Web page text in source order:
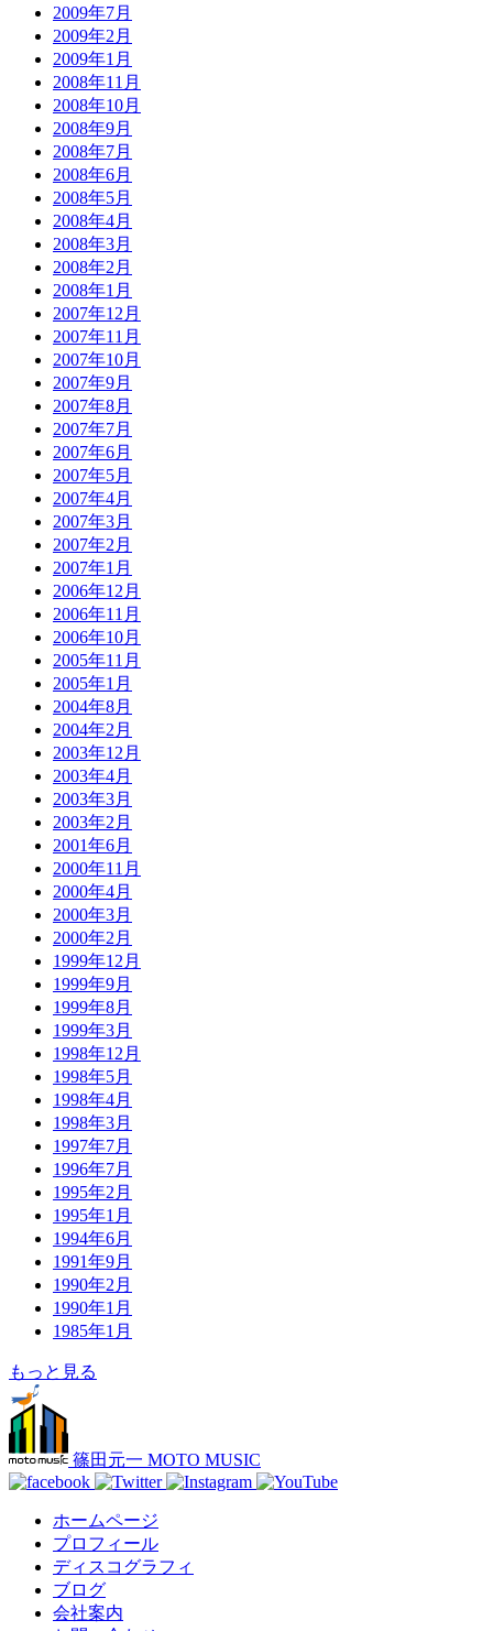
2009年7月
2009年2月
2009年1月
2008年11月
2008年10月
2008年9月
2008年7月
2008年6月
2008年5月
2008年4月
2008年3月
2008年2月
2008年1月
2007年12月
2007年11月
2007年10月
2007年9月
2007年8月
2007年7月
2007年6月
2007年5月
2007年4月
2007年3月
2007年2月
2007年1月
2006年12月
2006年11月
2006年10月
2005年11月
2005年1月
2004年8月
2004年2月
2003年12月
2003年4月
2003年3月
2003年2月
2001年6月
2000年11月
2000年4月
2000年3月
2000年2月
1999年12月
1999年9月
1999年8月
1999年3月
1998年12月
1998年5月
1998年4月
1998年3月
1997年7月
1996年7月
1995年2月
1995年1月
1994年6月
1991年9月
1990年2月
1990年1月
1985年1月
もっと見る
篠田元一 MOTO MUSIC
ホームページ
プロフィール
ディスコグラフィ
ブログ
会社案内